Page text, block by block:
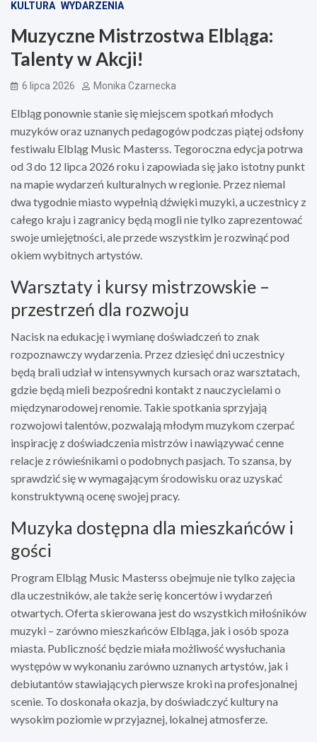
KULTURA WYDARZENIA
Muzyczne Mistrzostwa Elbląga:
Talenty w Akcji!
6 lipca 2026 Monika Czarnecka
Elbląg ponownie stanie się miejscem spotkań młodych
muzyków oraz uznanych pedagogów podczas piątej odsłony
festiwalu Elbląg Music Masterss. Tegoroczna edycja potrwa
od 3 do 12 lipca 2026 roku i zapowiada się jako istotny punkt
na mapie wydarzeń kulturalnych w regionie. Przez niemal
dwa tygodnie miasto wypełnią dźwięki muzyki, a uczestnicy z
całego kraju i zagranicy będą mogli nie tylko zaprezentować
swoje umiejętności, ale przede wszystkim je rozwinąć pod
okiem wybitnych artystów.
Warsztaty i kursy mistrzowskie –
przestrzeń dla rozwoju
Nacisk na edukację i wymianę doświadczeń to znak
rozpoznawczy wydarzenia. Przez dziesięć dni uczestnicy
będą brali udział w intensywnych kursach oraz warsztatach,
gdzie będą mieli bezpośredni kontakt z nauczycielami o
międzynarodowej renomie. Takie spotkania sprzyjają
rozwojowi talentów, pozwalają młodym muzykom czerpać
inspirację z doświadczenia mistrzów i nawiązywać cenne
relacje z rówieśnikami o podobnych pasjach. To szansa, by
sprawdzić się w wymagającym środowisku oraz uzyskać
konstruktywną ocenę swojej pracy.
Muzyka dostępna dla mieszkańców i
gości
Program Elbląg Music Masterss obejmuje nie tylko zajęcia
dla uczestników, ale także serię koncertów i wydarzeń
otwartych. Oferta skierowana jest do wszystkich miłośników
muzyki – zarówno mieszkańców Elbląga, jak i osób spoza
miasta. Publiczność będzie miała możliwość wysłuchania
występów w wykonaniu zarówno uznanych artystów, jak i
debiutantów stawiających pierwsze kroki na profesjonalnej
scenie. To doskonała okazja, by doświadczyć kultury na
wysokim poziomie w przyjaznej, lokalnej atmosferze.